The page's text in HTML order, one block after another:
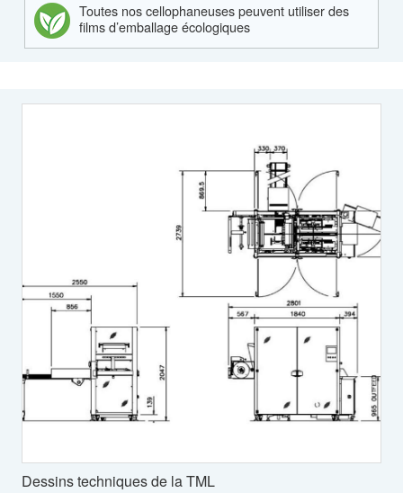
Toutes nos cellophaneuses peuvent utiliser des
films d’emballage écologiques
Dessins techniques de la TML